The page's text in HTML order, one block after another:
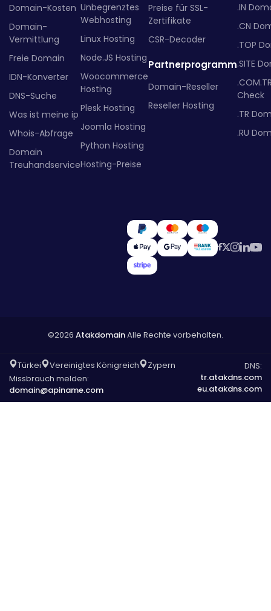
Domain-Kosten
Domain-
Vermittlung
Freie Domain
IDN-Konverter
DNS-Suche
Was ist meine ip
Whois-Abfrage
Domain
Treuhandservice
Unbegrenztes
Webhosting
Linux Hosting
Node.JS Hosting
Woocommerce
Hosting
Plesk Hosting
Joomla Hosting
Python Hosting
Hosting-Preise
Preise für SSL-
Zertifikate
CSR-Decoder
Partnerprogramm
Domain-Reseller
Reseller Hosting
.IN
.CN
.TOP
.SITE
Check
.TR
.RU
©2026 AtakdomainAlle Rechte vorbehalten.
Türkei Vereinigtes Königreich
Zypern
Missbrauch melden:
domain@apiname.com
DNS:
tr.atakdns.com
eu.atakdns.com